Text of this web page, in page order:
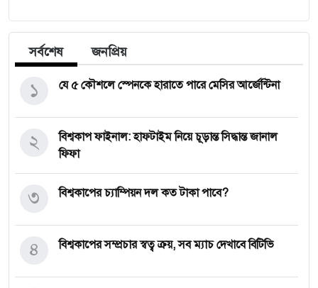
সর্বশেষ জনপ্রিয়
যে ৫ কৌশলে স্পেনকে হারাতে পারে মেসির আর্জেন্টিনা
১
বিশ্বকাপ ফাইনাল: হাফটাইম নিয়ে চূড়ান্ত সিদ্ধান্ত জানাল
ফিফা
২
বিশ্বকাপের চ্যাম্পিয়ন দল কত টাকা পাবে?
৩
বিশ্বকাপের সম্প্রচার স্বত্ব ক্রয়, সব ম্যাচ দেখাবে বিটিভি
৪